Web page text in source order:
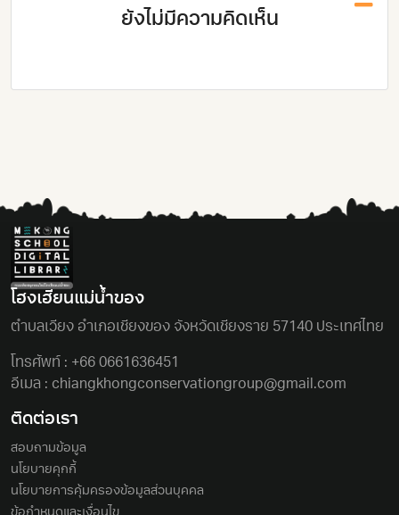
ยังไม่มีความคิดเห็น
โฮงเฮียนแม่นํ้าของ
ตําบลเวียง อําเภอเชียงของ จังหวัดเชียงราย 57140 ประเทศไทย
โทรศัพท์ : +66 0661636451
อีเมล : chiangkhongconservationgroup@gmail.com
ติดต่อเรา
สอบถามข้อมูล
นโยบายคุกกี้
นโยบายการคุ้มครองข้อมูลส่วนบุคคล